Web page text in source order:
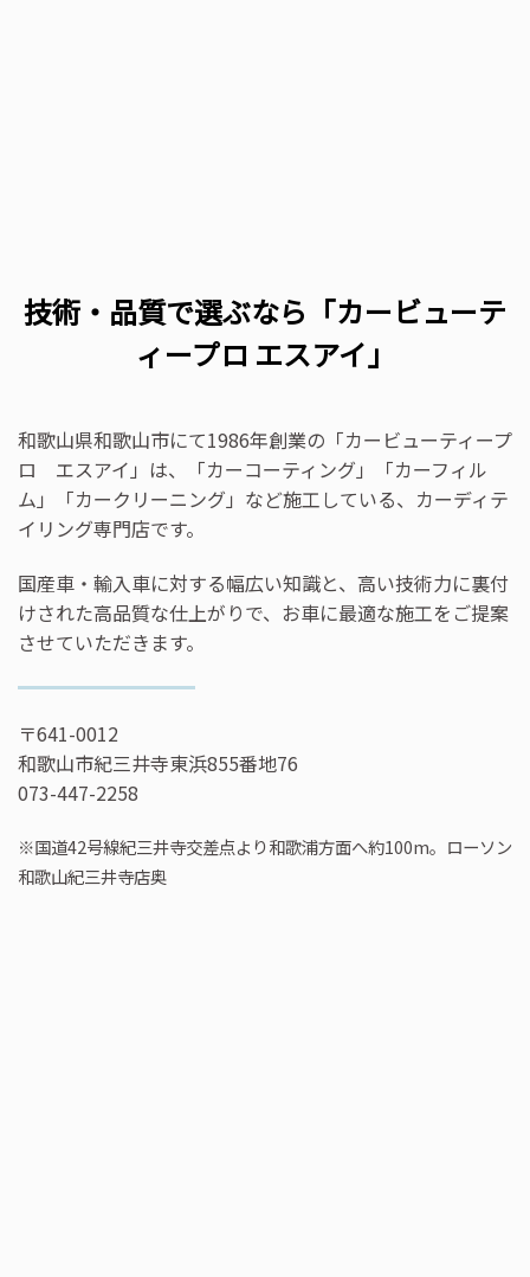
技術・品質で選ぶなら「カービューテ
ィープロ エスアイ」
和歌山県和歌山市にて1986年創業の「カービューティープ
ロ エスアイ」は、「カーコーティング」「カーフィル
ム」「カークリーニング」など施工している、カーディテ
イリング専門店です。
国産車・輸入車に対する幅広い知識と、高い技術力に裏付
けされた高品質な仕上がりで、お車に最適な施工をご提案
させていただきます。
〒641-0012
和歌山市紀三井寺東浜855番地76
073-447-2258
※国道42号線紀三井寺交差点より和歌浦方面へ約100m。ローソン
和歌山紀三井寺店奥